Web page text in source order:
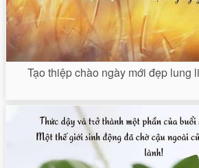
Tạo thiệp chào ngày mới đẹp lung